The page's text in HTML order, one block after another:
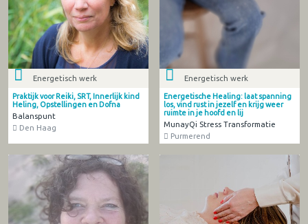
Energetisch werk
Praktijk voor Reiki, SRT, Innerlijk kind
Heling, Opstellingen en Dofna
Balanspunt
Den Haag
Energetisch werk
Energetische Healing: laat spanning
los, vind rust in jezelf en krijg weer
ruimte in je hoofd en lij
MunayQi Stress Transformatie
Purmerend